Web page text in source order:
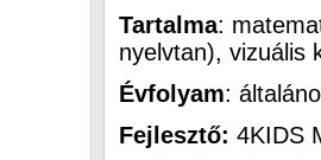
Tartalma:
nyelvtan), vizuális
Évfolyam:
Fejlesztő: 4KIDS